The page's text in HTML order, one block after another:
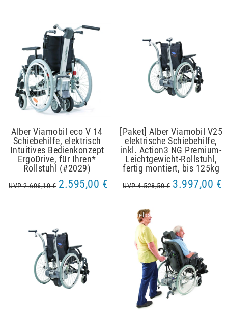
Alber Viamobil eco V 14
Schiebehilfe, elektrisch
Intuitives Bedienkonzept
ErgoDrive, für Ihren*
Rollstuhl (#2029)
UVP 2.606,10 € 2.595,00 €
[Paket] Alber Viamobil V25
elektrische Schiebehilfe,
inkl. Action3 NG Premium-
Leichtgewicht-Rollstuhl,
fertig montiert, bis 125kg
UVP 4.528,50 € 3.997,00 €
Artikelpaket